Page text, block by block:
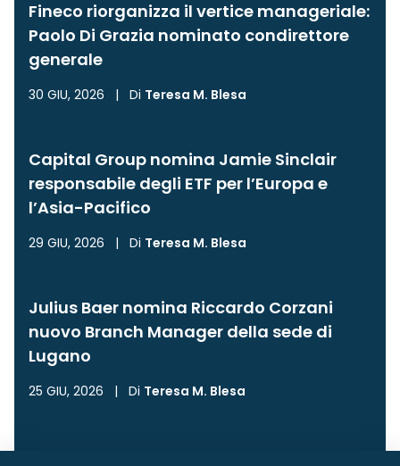
Fineco riorganizza il vertice manageriale:
Paolo Di Grazia nominato condirettore
generale
30 GIU, 2026 | Di Teresa M. Blesa
Capital Group nomina Jamie Sinclair
responsabile degli ETF per l’Europa e
l’Asia-Pacifico
29 GIU, 2026 | Di Teresa M. Blesa
Julius Baer nomina Riccardo Corzani
nuovo Branch Manager della sede di
Lugano
25 GIU, 2026 | Di Teresa M. Blesa